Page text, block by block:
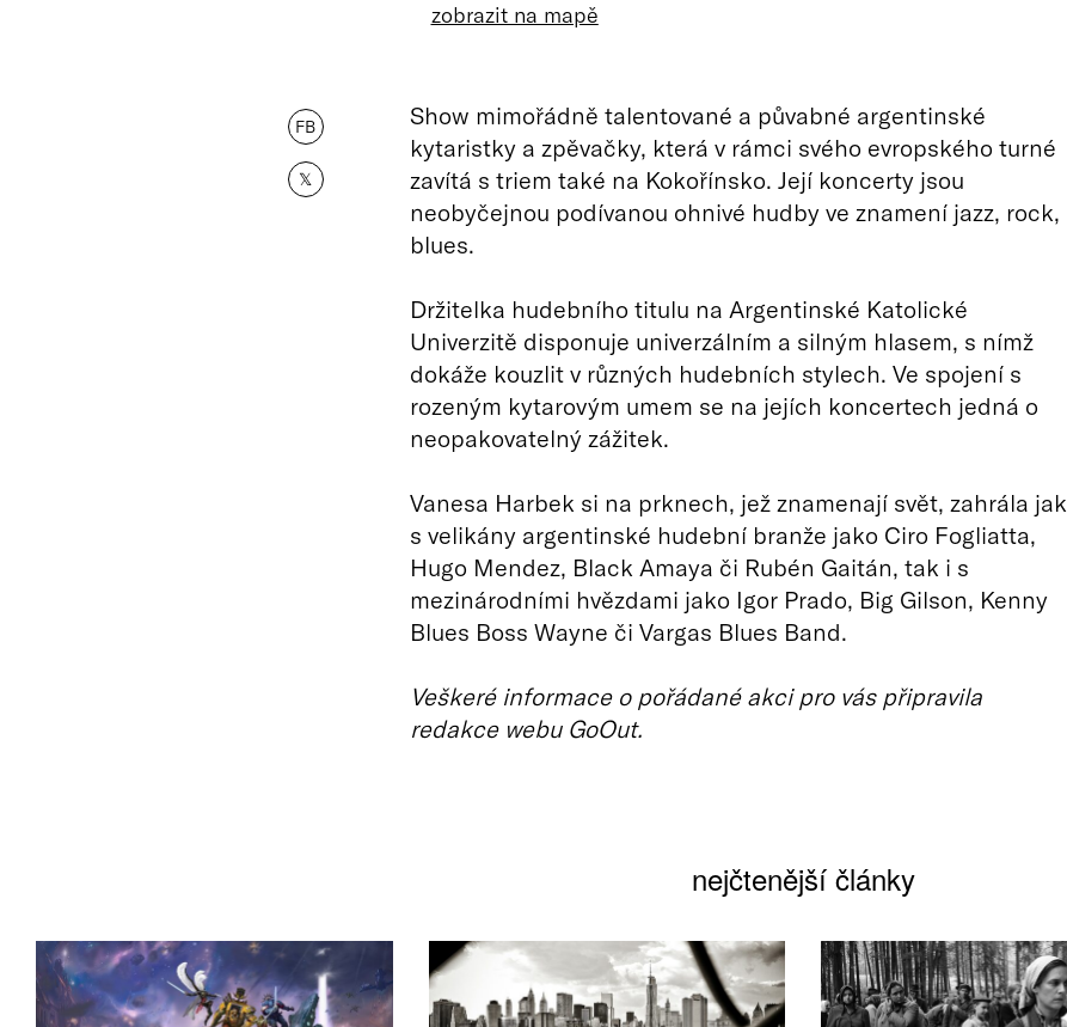
zobrazit na mapě
FB
𝕏
Show mimořádně talentované a půvabné argentinské
kytaristky a zpěvačky, která v rámci svého evropského turné
zavítá s triem také na Kokořínsko. Její koncerty jsou
neobyčejnou podívanou ohnivé hudby ve znamení jazz, rock,
blues.
Držitelka hudebního titulu na Argentinské Katolické
Univerzitě disponuje univerzálním a silným hlasem, s nímž
dokáže kouzlit v různých hudebních stylech. Ve spojení s
rozeným kytarovým umem se na jejích koncertech jedná o
neopakovatelný zážitek.
Vanesa Harbek si na prknech, jež znamenají svět, zahrála jak
s velikány argentinské hudební branže jako Ciro Fogliatta,
Hugo Mendez, Black Amaya či Rubén Gaitán, tak i s
mezinárodními hvězdami jako Igor Prado, Big Gilson, Kenny
Blues Boss Wayne či Vargas Blues Band.
Veškeré informace o pořádané akci pro vás připravila
redakce webu GoOut.
nejčtenější články